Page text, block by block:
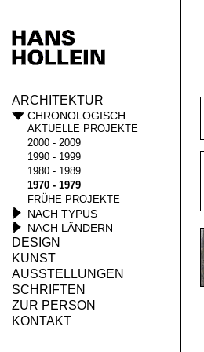
ARCHITEKTUR
CHRONOLOGISCH
AKTUELLE PROJEKTE
2000 - 2009
1990 - 1999
1980 - 1989
1970 - 1979
FRÜHE PROJEKTE
NACH TYPUS
NACH LÄNDERN
DESIGN
KUNST
AUSSTELLUNGEN
SCHRIFTEN
ZUR PERSON
KONTAKT